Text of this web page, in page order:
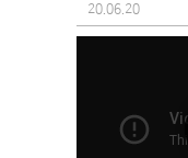
20.06.20